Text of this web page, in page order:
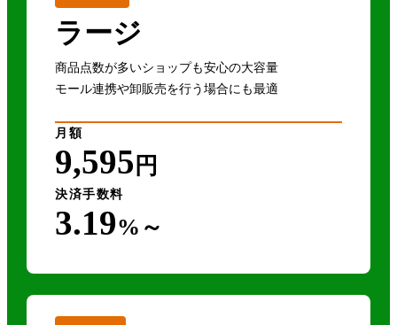
ラージ
商品点数が多いショップも安心の大容量
モール連携や卸販売を行う場合にも最適
月額
9,595 円
決済手数料
3.19%～